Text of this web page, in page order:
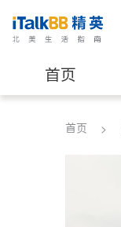
首页
建筑装修
首页